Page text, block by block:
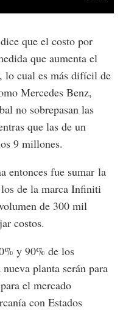
que el costo por
que aumenta el
lo cual es más difícil de
Mercedes Benz,
no sobrepasan las
que las de un
9 millones.
entonces fue sumar la
de la marca Infiniti
de 300 mil
costos.
y 90% de los
planta serán para
el mercado
con Estados